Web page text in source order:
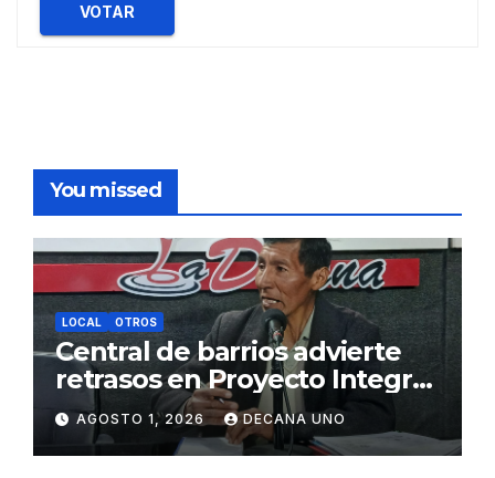
VOTAR
You missed
LOCAL OTROS
Central de barrios advierte
retrasos en Proyecto Integral
de Agua y Alcantarillado para
Juliaca
AGOSTO 1, 2026 DECANA UNO